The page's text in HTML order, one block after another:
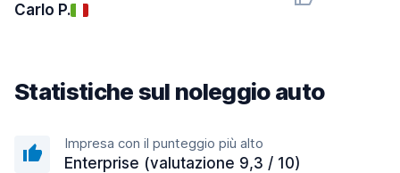
Carlo P.
Statistiche sul noleggio auto
Impresa con il punteggio più alto
Enterprise (valutazione 9,3 / 10)